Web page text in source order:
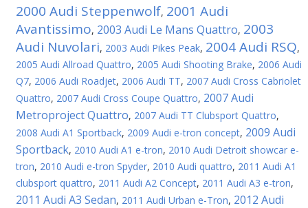
2000 Audi Steppenwolf, 2001 Audi
Avantissimo, 2003 Audi Le Mans Quattro, 2003
Audi Nuvolari, 2003 Audi Pikes Peak, 2004 Audi RSQ,
2005 Audi Allroad Quattro, 2005 Audi Shooting Brake, 2006 Audi
Q7, 2006 Audi Roadjet, 2006 Audi TT, 2007 Audi Cross Cabriolet
Quattro, 2007 Audi Cross Coupe Quattro, 2007 Audi
Metroproject Quattro, 2007 Audi TT Clubsport Quattro,
2008 Audi A1 Sportback, 2009 Audi e-tron concept, 2009 Audi
Sportback, 2010 Audi A1 e-tron, 2010 Audi Detroit showcar e-
tron, 2010 Audi e-tron Spyder, 2010 Audi quattro, 2011 Audi A1
clubsport quattro, 2011 Audi A2 Concept, 2011 Audi A3 e-tron,
2011 Audi A3 Sedan, 2011 Audi Urban e-Tron, 2012 Audi